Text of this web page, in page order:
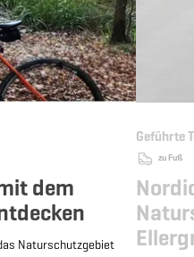
dem
Naturschutzgebiet
Geführte
zu Fuß